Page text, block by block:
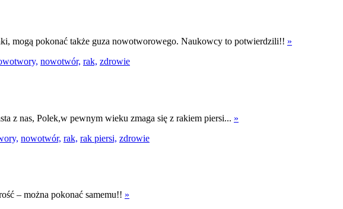
mogą pokonać także guza nowotworowego. Naukowcy to potwierdzili!! »
nowotwór, rak, zdrowie
z nas, Polek,w pewnym wieku zmaga się z rakiem piersi... »
nowotwór, rak, rak piersi, zdrowie
– można pokonać samemu!! »